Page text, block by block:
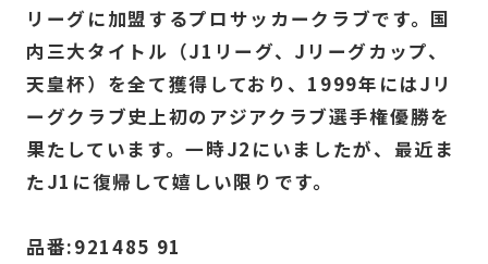
リーグに加盟するプロサッカークラブです。国
内三大タイトル（J1リーグ、Jリーグカップ、
天皇杯）を全て獲得しており、1999年にはJリ
ーグクラブ史上初のアジアクラブ選手権優勝を
果たしています。一時J2にいましたが、最近ま
たJ1に復帰して嬉しい限りです。
品番:921485 91